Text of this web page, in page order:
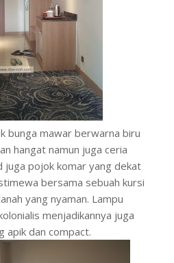
mawar berwarna biru
hangat namun juga ceria
juga pojok komar yang dekat
bersama sebuah kursi
yang nyaman. Lampu
menjadikannya juga
apik dan compact.